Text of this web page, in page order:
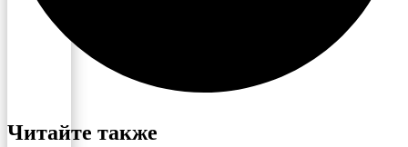
Читайте также